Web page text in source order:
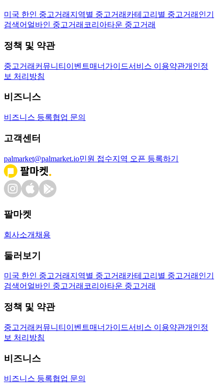
미국 한인 중고거래 지역별 중고거래 카테고리별 중고거래 인기
검색어 얼바인 중고거래 코리아타운 중고거래
정책 및 약관
중고거래 커뮤니티 이벤트매너가이드서비스 이용약관개인정
보 처리방침
비즈니스
비즈니스 등록협업 문의
고객센터
palmarket@palmarket.io민원 접수지역 오픈 등록하기
팔마켓
회사소개 채용
둘러보기
미국 한인 중고거래 지역별 중고거래 카테고리별 중고거래 인기
검색어 얼바인 중고거래 코리아타운 중고거래
정책 및 약관
중고거래 커뮤니티 이벤트매너가이드서비스 이용약관개인정
보 처리방침
비즈니스
비즈니스 등록협업 문의